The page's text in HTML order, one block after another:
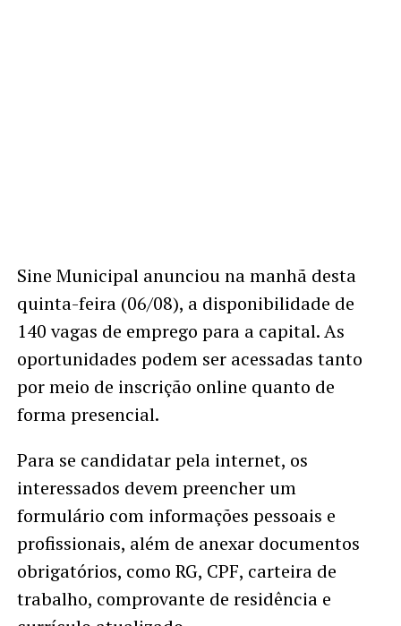
Sine Municipal anunciou na manhã desta
quinta-feira (06/08), a disponibilidade de
140 vagas de emprego para a capital. As
oportunidades podem ser acessadas tanto
por meio de inscrição online quanto de
forma presencial.
Para se candidatar pela internet, os
interessados devem preencher um
formulário com informações pessoais e
profissionais, além de anexar documentos
obrigatórios, como RG, CPF, carteira de
trabalho, comprovante de residência e